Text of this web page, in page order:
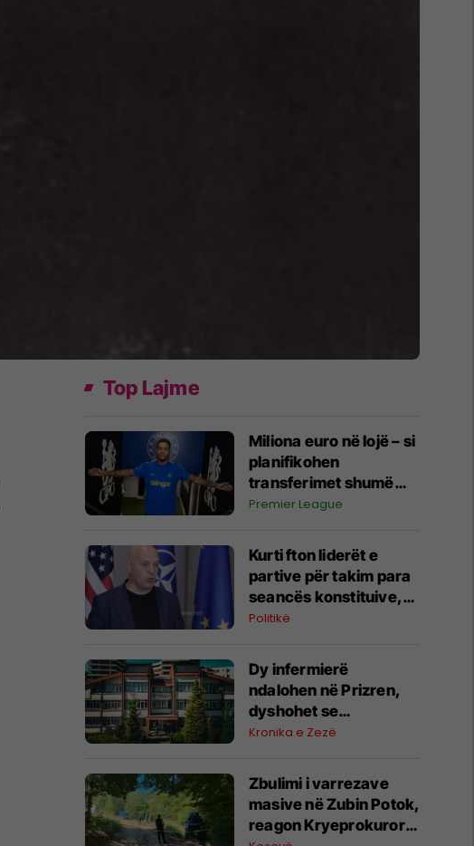
Top Lajme
Miliona euro në lojë – si
planifikohen
transferimet shumë
muaj para hapjes së
Premier League
Kurti fton liderët e
partive për takim para
seancës konstituive,
Aleanca refuzon
Politikë
Dy infermierë
ndalohen në Prizren,
dyshohet se
përvetësuan mbi dy
e pacientëve
Kronika e Zezë
Zbulimi i varrezave
masive në Zubin Potok,
reagon Kryeprokurori i